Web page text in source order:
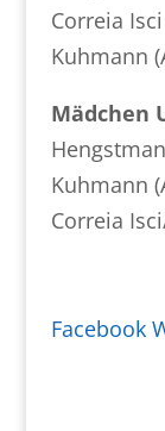
Correia
Kuhmann
Mädchen
Kuhmann
Correia
Facebook